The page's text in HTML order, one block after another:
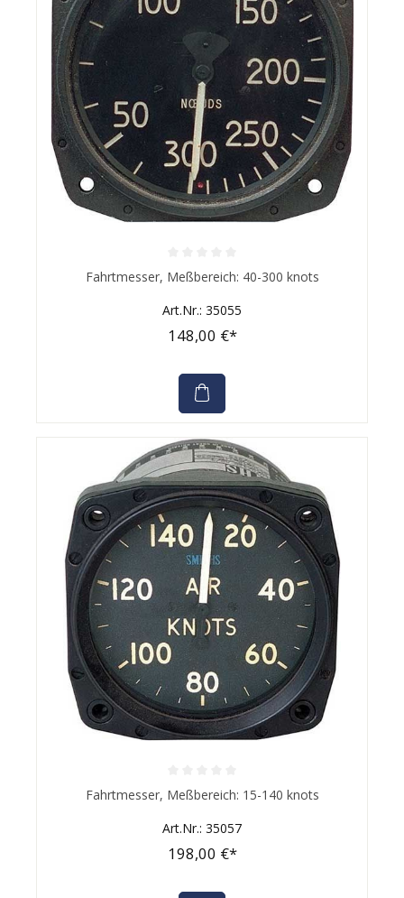
Durchschnittliche Bewertung von 0 von 5 Sternen
Fahrtmesser, Meßbereich: 40-300 knots
Art.Nr.: 35055
148,00 €*
Durchschnittliche Bewertung von 0 von 5 Sternen
Fahrtmesser, Meßbereich: 15-140 knots
Art.Nr.: 35057
198,00 €*